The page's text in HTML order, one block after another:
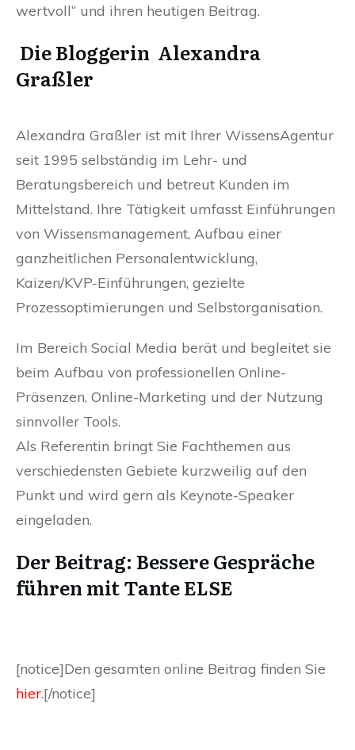
wertvoll“ und ihren heutigen Beitrag.
Die Bloggerin Alexandra
Graßler
Alexandra Graßler ist mit Ihrer WissensAgentur
seit 1995 selbständig im Lehr- und
Beratungsbereich und betreut Kunden im
Mittelstand. Ihre Tätigkeit umfasst Einführungen
von Wissensmanagement, Aufbau einer
ganzheitlichen Personalentwicklung,
Kaizen/KVP-Einführungen, gezielte
Prozessoptimierungen und Selbstorganisation.
Im Bereich Social Media berät und begleitet sie
beim Aufbau von professionellen Online-
Präsenzen, Online-Marketing und der Nutzung
sinnvoller Tools.
Als Referentin bringt Sie Fachthemen aus
verschiedensten Gebiete kurzweilig auf den
Punkt und wird gern als Keynote-Speaker
eingeladen.
Der Beitrag: Bessere Gespräche
führen mit Tante ELSE
[notice]Den gesamten online Beitrag finden Sie
hier.[/notice]